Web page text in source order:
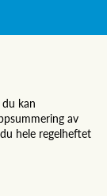
kan
av
hele regelheftet